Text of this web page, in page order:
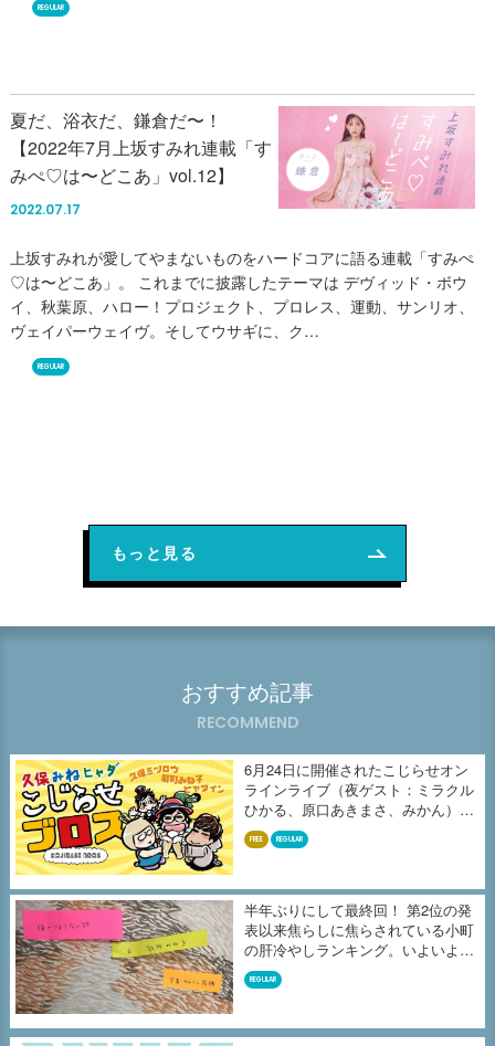
REGULAR
夏だ、浴衣だ、鎌倉だ〜！
【2022年7月上坂すみれ連載「す
みぺ♡は〜どこあ」vol.12】
2022.07.17
上坂すみれが愛してやまないものをハードコアに語る連載「すみぺ
♡は〜どこあ」。 これまでに披露したテーマは デヴィッド・ボウ
イ、秋葉原、ハロー！プロジェクト、プロレス、運動、サンリオ、
ヴェイパーウェイヴ。そしてウサギに、ク…
REGULAR
もっと見る
おすすめ記事
RECOMMEND
6月24日に開催されたこじらせオン
ラインライブ（夜ゲスト：ミラクル
ひかる、原口あきまさ、みかん）の
収...
FREE REGULAR
半年ぶりにして最終回！ 第2位の発
表以来焦らしに焦らされている小町
の肝冷やしランキング。いよいよ、
よ...
REGULAR